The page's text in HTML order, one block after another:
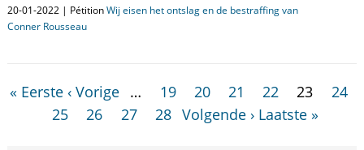
20-01-2022 | PétitionWij eisen het ontslag en de bestraffing van
Conner Rousseau
« Eerste ‹ Vorige … 19 20 21 22 23
24
25
26 27 28 Volgende › Laatste »